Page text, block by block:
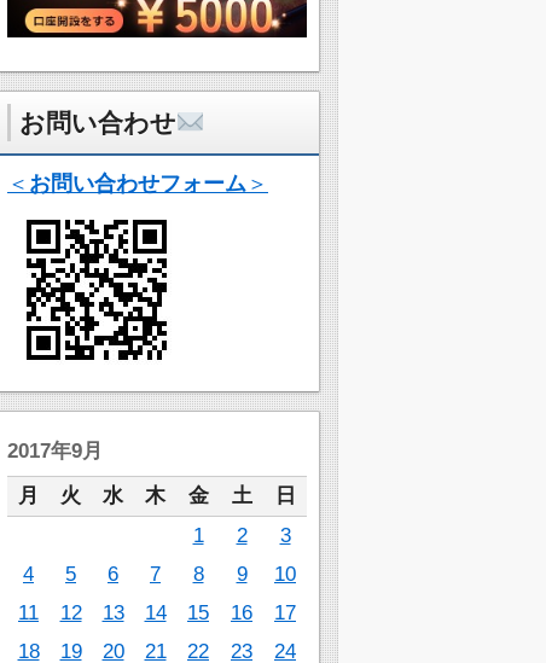
お問い合わせ
＜ お問い合わせフォーム ＞
2017年9月
月
火 水 木 金 土
日
1
2
3
4
5 6 7 8 9
10
11
12 13 14 15 16
17
18
19 20 21 22 23
24